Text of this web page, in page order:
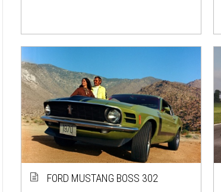
FORD MUSTANG BOSS 302